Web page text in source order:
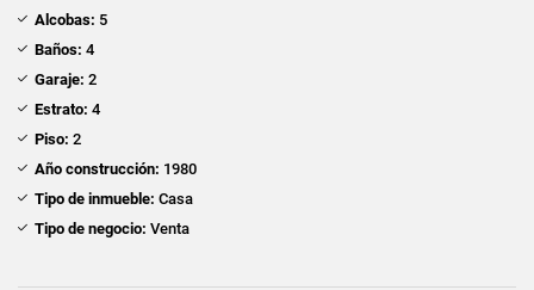
Alcobas: 5
Baños: 4
Garaje: 2
Estrato: 4
Piso: 2
Año construcción: 1980
Tipo de inmueble: Casa
Tipo de negocio: Venta